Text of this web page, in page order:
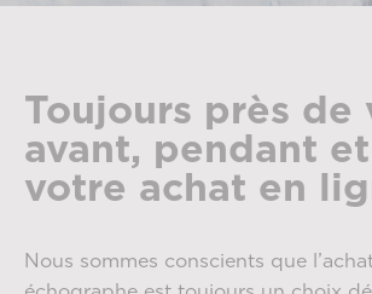
Toujours près de
avant, pendant
votre achat en
Nous sommes conscients que